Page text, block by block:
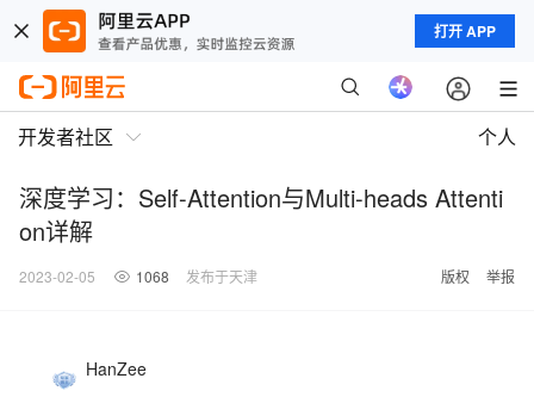
打开 APP
开发者社区 个人
深度学习：Self-Attention与Multi-heads Attenti
on详解
2023-02-05 1068 发布于天津 版权 举报
HanZee